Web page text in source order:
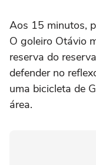
Aos 15 minutos,
O goleiro Otávio
reserva do
defender no
uma bicicleta de
área.